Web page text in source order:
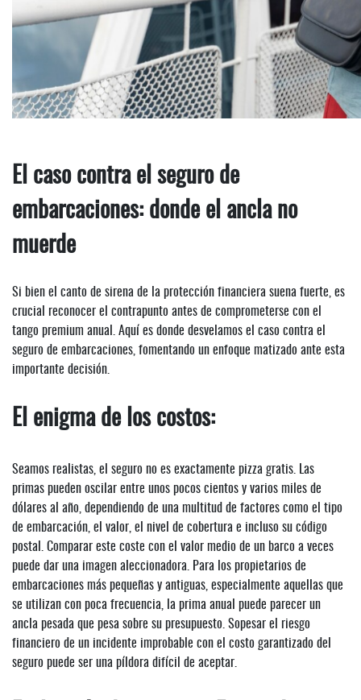
El caso contra el seguro de
embarcaciones: donde el ancla no
muerde
Si bien el canto de sirena de la protección financiera suena fuerte, es
crucial reconocer el contrapunto antes de comprometerse con el
tango premium anual. Aquí es donde desvelamos el caso contra el
seguro de embarcaciones, fomentando un enfoque matizado ante esta
importante decisión.
El enigma de los costos:
Seamos realistas, el seguro no es exactamente pizza gratis. Las
primas pueden oscilar entre unos pocos cientos y varios miles de
dólares al año, dependiendo de una multitud de factores como el tipo
de embarcación, el valor, el nivel de cobertura e incluso su código
postal. Comparar este coste con el valor medio de un barco a veces
puede dar una imagen aleccionadora. Para los propietarios de
embarcaciones más pequeñas y antiguas, especialmente aquellas que
se utilizan con poca frecuencia, la prima anual puede parecer un
ancla pesada que pesa sobre su presupuesto. Sopesar el riesgo
financiero de un incidente improbable con el costo garantizado del
seguro puede ser una píldora difícil de aceptar.